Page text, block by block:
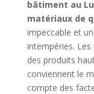
bâtiment au
matériaux de
impeccable et
intempéries.
des produits
conviennent le
compte des